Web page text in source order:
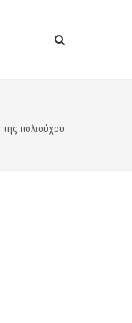
πολιούχου